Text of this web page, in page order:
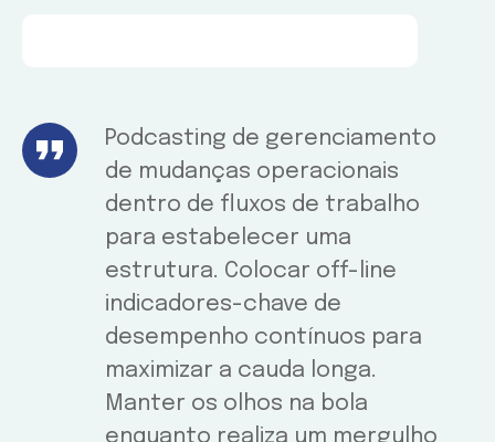
Podcasting de gerenciamento
de mudanças operacionais
dentro de fluxos de trabalho
para estabelecer uma
estrutura. Colocar off-line
indicadores-chave de
desempenho contínuos para
maximizar a cauda longa.
Manter os olhos na bola
enquanto realiza um mergulho